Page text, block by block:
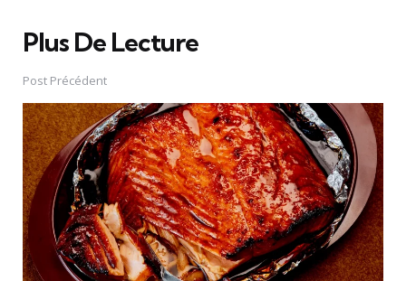
Plus De Lecture
Post
navigation
Post Précédent